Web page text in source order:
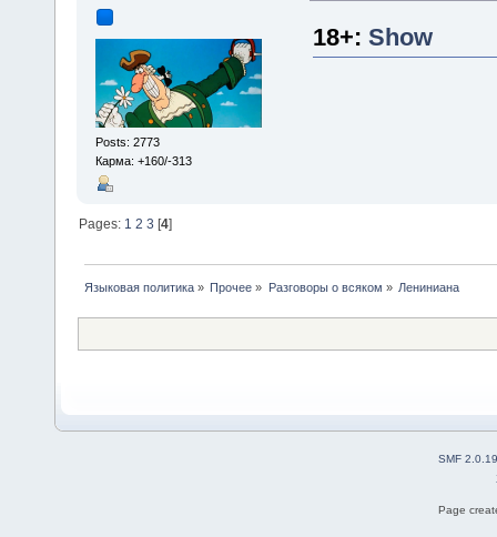
Posts: 2773
Карма: +160/-313
18+: Show
Pages: 1 2 3 [4]
Языковая политика» Прочее » Разговоры о всяком » Лениниана
SMF 2.0.19
Page